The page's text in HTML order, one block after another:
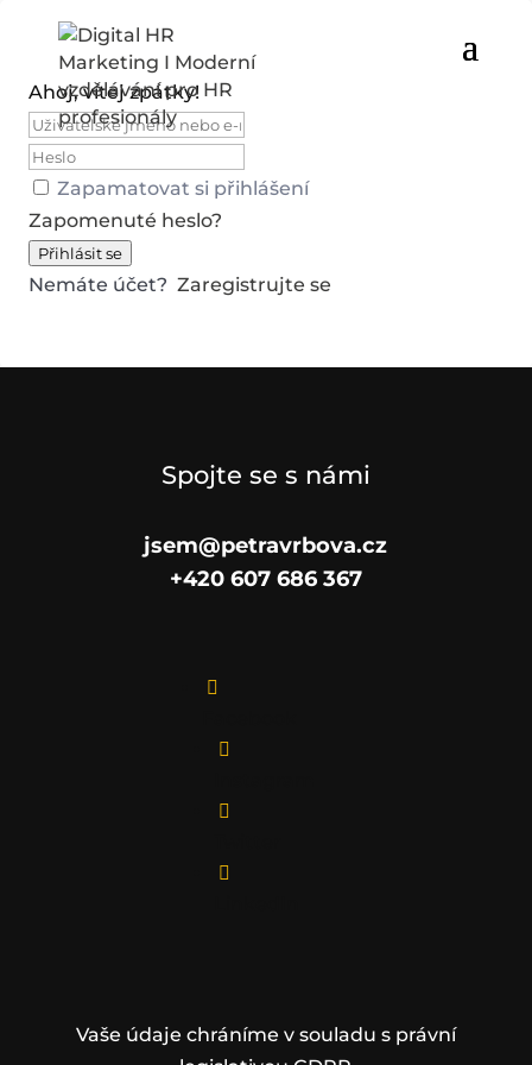
Ahoj, vítej zpátky!
Zapamatovat si přihlášení
Zapomenuté heslo?
Přihlásit se
Nemáte účet? Zaregistrujte se
Spojte se s námi
jsem@petravrbova.cz
+420 607 686 367




Vaše údaje chráníme v souladu s právní